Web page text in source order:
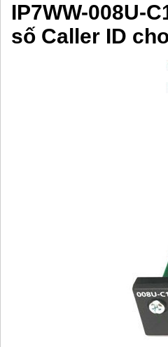
IP7WW-008U-
số Caller ID